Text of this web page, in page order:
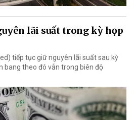
lãi suất trong kỳ họp
tiếp tục giữ nguyên lãi suất sau kỳ
bang theo đó vẫn trong biên độ